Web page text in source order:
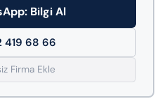
Bilgi Al
419 68 66
Firma Ekle